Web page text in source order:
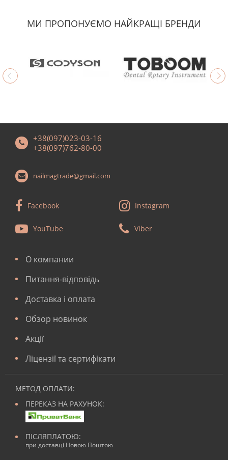
МИ ПРОПОНУЄМО НАЙКРАЩІ БРЕНДИ
+38(097)023-03-16
+38(097)762-80-00
nailmagtrade@gmail.com
Facebook Instagram
YouTube Viber
О компании
Питання-відповідь
Доставка і оплата
Обзор новинок
Акції
Ліцензії та сертифікати
МЕТОД ОПЛАТИ:
ПЕРЕКАЗ НА РАХУНОК:
ПІСЛЯПЛАТОЮ:
при доставці Новою Поштою